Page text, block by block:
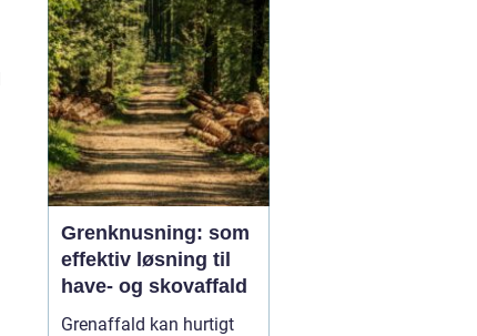
Haderslev og omegn er
der flere muligheder,
men...
Grenknusning: som
effektiv løsning til
have- og skovaffald
Grenaffald kan hurtigt